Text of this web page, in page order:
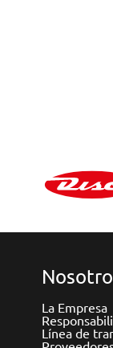
La Empresa
Línea de